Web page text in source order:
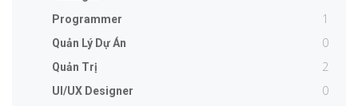
Programmer 1
Quản Lý Dự Án 0
Quản Trị 2
UI/UX Designer 0